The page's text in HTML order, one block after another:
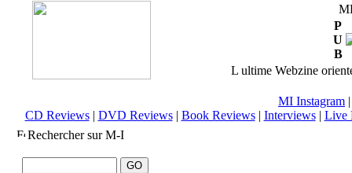
P
U
B
L ultime Webzine
MI Instagram
CD Reviews| DVD Reviews| Book Reviews| Interviews| Live
Rechercher sur M-I